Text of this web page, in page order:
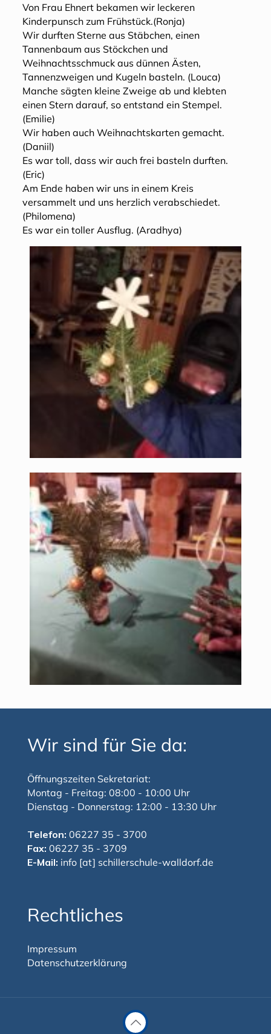
Von Frau Ehnert bekamen wir leckeren
Kinderpunsch zum Frühstück.(Ronja)
Wir durften Sterne aus Stäbchen, einen
Tannenbaum aus Stöckchen und
Weihnachtsschmuck aus dünnen Ästen,
Tannenzweigen und Kugeln basteln. (Louca)
Manche sägten kleine Zweige ab und klebten
einen Stern darauf, so entstand ein Stempel.
(Emilie)
Wir haben auch Weihnachtskarten gemacht.
(Daniil)
Es war toll, dass wir auch frei basteln durften.
(Eric)
Am Ende haben wir uns in einem Kreis
versammelt und uns herzlich verabschiedet.
(Philomena)
Es war ein toller Ausflug. (Aradhya)
Wir sind für Sie da:
Öffnungszeiten Sekretariat:
Montag - Freitag: 08:00 - 10:00 Uhr
Dienstag - Donnerstag: 12:00 - 13:30 Uhr
Telefon: 06227 35 - 3700
Fax: 06227 35 - 3709
E-Mail: info [at] schillerschule-walldorf.de
Rechtliches
Impressum
Datenschutzerklärung